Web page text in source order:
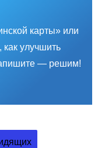
карты» или
как улучшить
— решим!